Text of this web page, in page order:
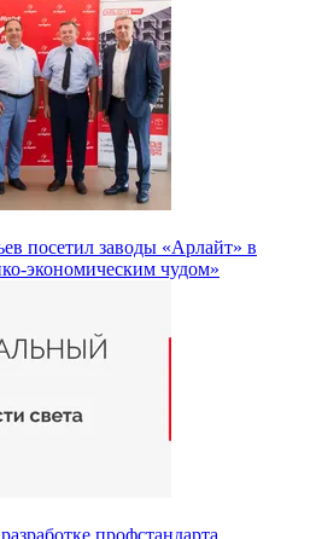
посетил заводы «Арлайт» в
экономическим чудом»
профстандарта